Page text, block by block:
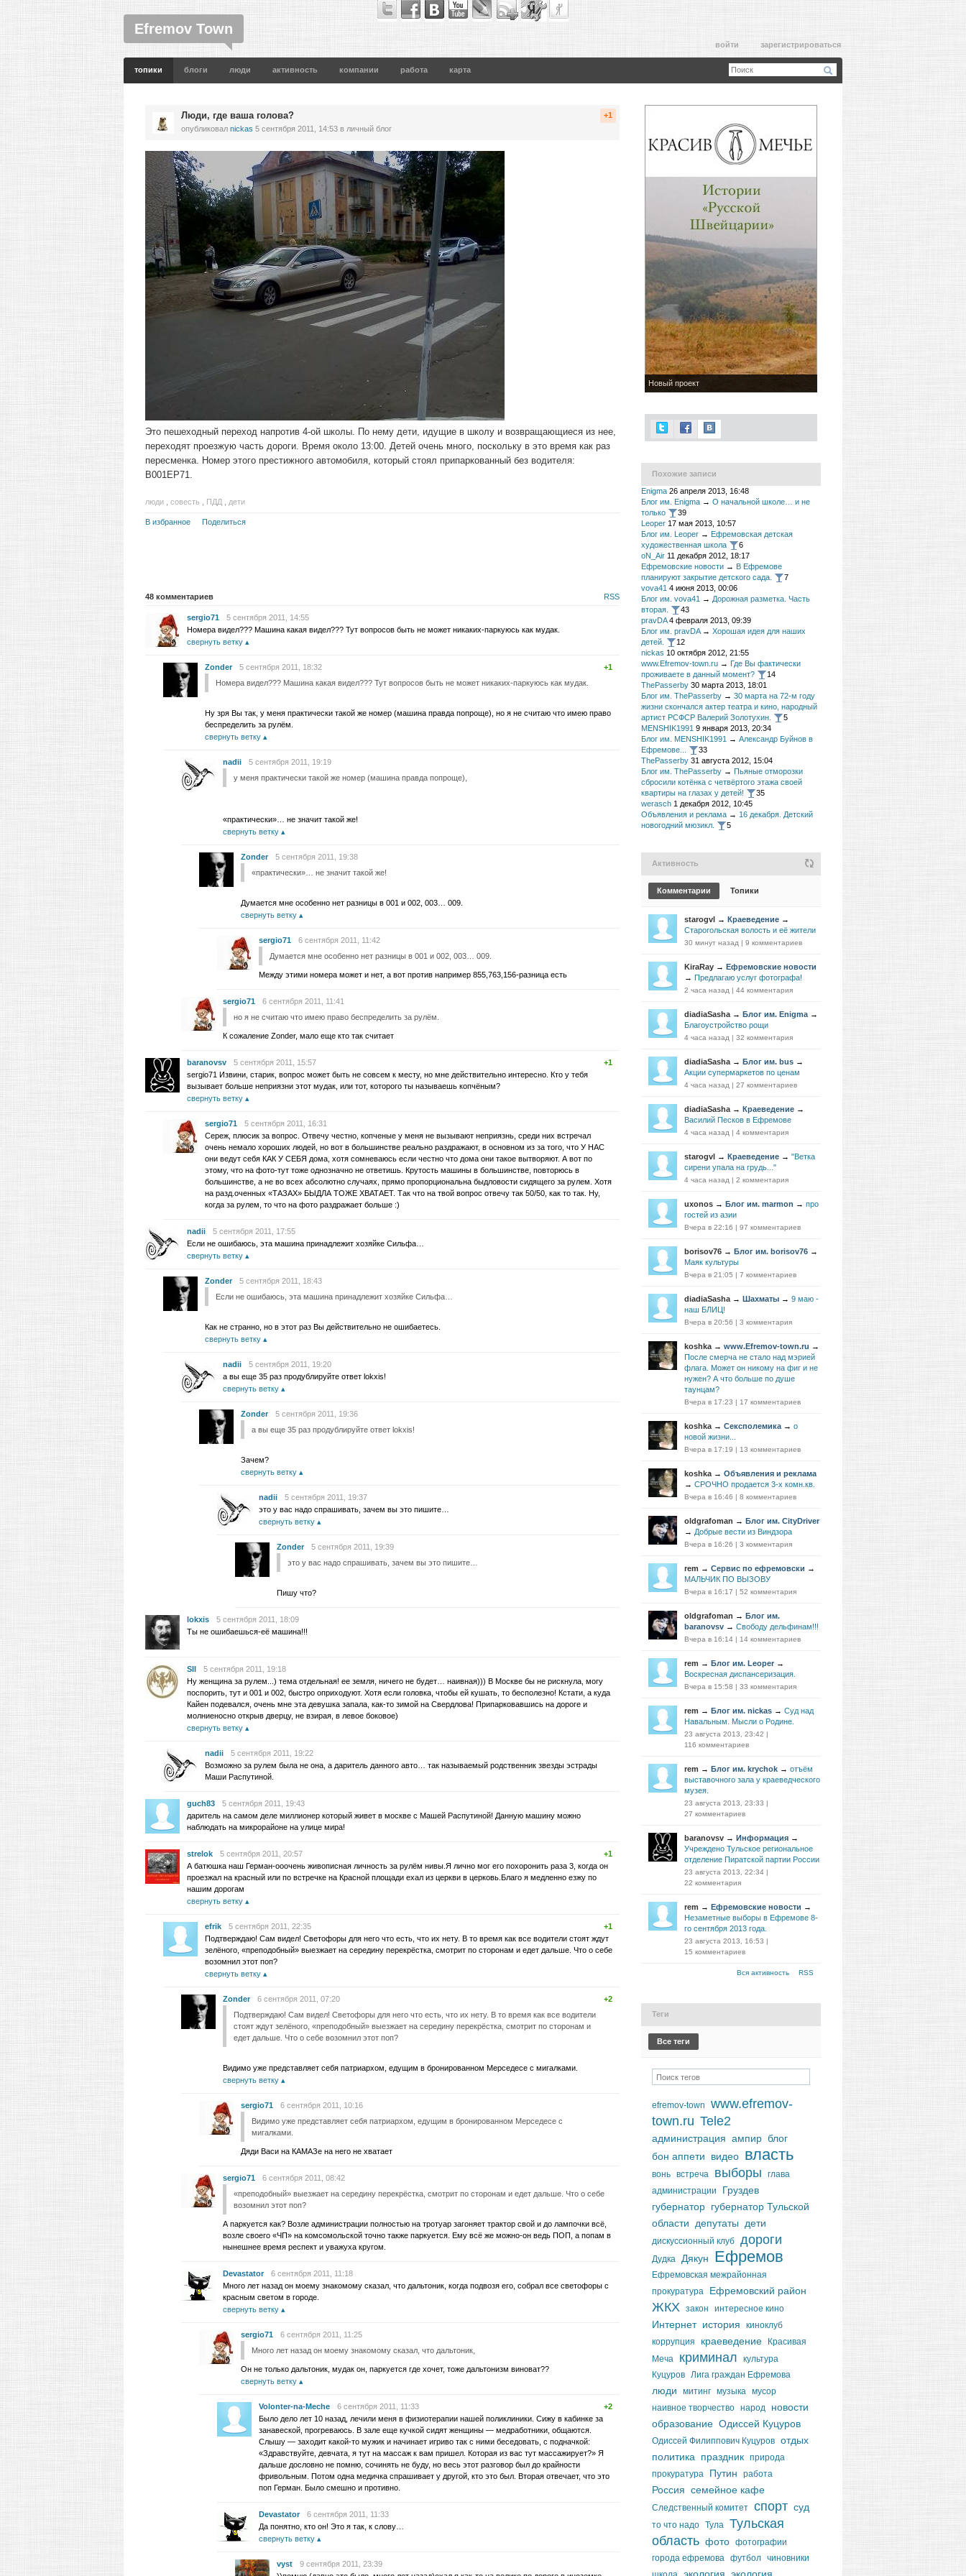
Efremov Town
войти зарегистрироваться
топики блоги люди активность компании работа карта
Люди, где ваша голова?
опубликовал nickas 5 сентября 2011, 14:53 в личный блог
+1
Это пешеходный переход напротив 4-ой школы. По нему дети, идущие в школу и возвращающиеся из нее,
переходят проезжую часть дороги. Время около 13:00. Детей очень много, поскольку в это время как раз
пересменка. Номер этого престижного автомобиля, который стоял припаркованный без водителя:
В001ЕР71.
люди совесть ПДД дети
В избранное Поделиться
48 комментариев RSS
sergio71
5 сентября 2011, 14:55
Номера видел??? Машина какая видел??? Тут вопросов быть не может никаких-паркуюсь как мудак.
свернуть ветку
Zonder 5 сентября 2011, 18:32
+1
Номера видел??? Машина какая видел??? Тут вопросов быть не может никаких-паркуюсь как мудак.
Ну зря Вы так, у меня практически такой же номер (машина правда попроще), но я не считаю что имею право
беспределить за рулём.
свернуть ветку
nadii
5 сентября 2011, 19:19
у меня практически такой же номер (машина правда попроще),
«практически»… не значит такой же!
свернуть ветку
Zonder
5 сентября 2011, 19:38
«практически»… не значит такой же!
Думается мне особенно нет разницы в 001 и 002, 003… 009.
свернуть ветку
sergio71
6 сентября 2011, 11:42
Думается мне особенно нет разницы в 001 и 002, 003… 009.
Между этими номера может и нет, а вот против например 855,763,156-разница есть
sergio71
6 сентября 2011, 11:41
но я не считаю что имею право беспределить за рулём.
К сожаление Zonder, мало еще кто так считает
baranovsv 5 сентября 2011, 15:57
+1
sergio71 Извини, старик, вопрос может быть не совсем к месту, но мне действительно интересно. Кто у тебя
вызывает больше неприязни этот мудак, или тот, которого ты называешь копчёным?
свернуть ветку
sergio71
5 сентября 2011, 16:31
Сереж, плюсик за вопрос. Отвечу честно, копченые у меня не вызывают неприязнь, среди них встречал
очень немало хороших людей, но вот в большинстве реально раздражают, в основном из за того, что У НАС
они ведут себя КАК У СЕБЯ дома, хотя сомневаюсь если честно что дома они такое вытворяют. А вот по
этому, что на фото-тут тоже однозначно не ответишь. Крутость машины в большинстве, повторюсь в
большинстве, а не во всех абсолютно случаях, прямо пропорциональна быдловости сидящего за рулем. Хотя
на разд.оченных «ТАЗАХ» БЫДЛА ТОЖЕ ХВАТАЕТ. Так что на твой вопрос отвечу так 50/50, как то так. Ну,
когда за рулем, то что на фото раздражает больше :)
nadii
5 сентября 2011, 17:55
Если не ошибаюсь, эта машина принадлежит хозяйке Сильфа…
свернуть ветку
Zonder
5 сентября 2011, 18:43
Если не ошибаюсь, эта машина принадлежит хозяйке Сильфа…
Как не странно, но в этот раз Вы действительно не ошибаетесь.
свернуть ветку
nadii
5 сентября 2011, 19:20
а вы еще 35 раз продублируйте ответ lokxis!
свернуть ветку
Zonder
5 сентября 2011, 19:36
а вы еще 35 раз продублируйте ответ lokxis!
Зачем?
свернуть ветку
nadii
5 сентября 2011, 19:37
это у вас надо спрашивать, зачем вы это пишите…
свернуть ветку
Zonder
5 сентября 2011, 19:39
это у вас надо спрашивать, зачем вы это пишите…
Пишу что?
lokxis
5 сентября 2011, 18:09
Ты не ошибаешься-её машина!!!
SII
5 сентября 2011, 19:18
Ну женщина за рулем...) тема отдельная! ее земля, ничего не будет… наивная))) В Москве бы не рискнула, могу
поспорить, тут и 001 и 002, быстро оприходуют. Хотя если головка, чтобы ей кушать, то бесполезно! Кстати, а куда
Кайен подевался, очень мне эта девушка запала, как-то зимой на Свердлова! Припарковавшись на дороге и
молниеносно открыв дверцу, не взирая, в левое боковое)
свернуть ветку
nadii
5 сентября 2011, 19:22
Возможно за рулем была не она, а даритель данного авто… так называемый родственник звезды эстрады
Маши Распутиной.
guch83
5 сентября 2011, 19:43
даритель на самом деле миллионер который живет в москве с Машей Распутиной! Данную машину можно
наблюдать на микрорайоне на улице мира!
strelok 5 сентября 2011, 20:57
+1
А батюшка наш Герман-ооочень живописная личность за рулём нивы.Я лично мог его похоронить раза 3, когда он
проезжал на красный или по встречке на Красной площади ехал из церкви в церковь.Благо я медленно езжу по
нашим дорогам
свернуть ветку
efrik 5 сентября 2011, 22:35
+1
Подтверждаю! Сам видел! Светофоры для него что есть, что их нету. В то время как все водители стоят ждут
зелёного, «преподобный» выезжает на середину перекрёстка, смотрит по сторонам и едет дальше. Что о себе
возомнил этот поп?
свернуть ветку
Zonder 6 сентября 2011, 07:20
+2
Подтверждаю! Сам видел! Светофоры для него что есть, что их нету. В то время как все водители
стоят ждут зелёного, «преподобный» выезжает на середину перекрёстка, смотрит по сторонам и
едет дальше. Что о себе возомнил этот поп?
Видимо уже представляет себя патриархом, едущим в бронированном Мерседесе с мигалками.
свернуть ветку
sergio71
6 сентября 2011, 10:16
Видимо уже представляет себя патриархом, едущим в бронированном Мерседесе с
мигалками.
Дяди Васи на КАМАЗе на него не хватает
sergio71
6 сентября 2011, 08:42
«преподобный» выезжает на середину перекрёстка, смотрит по сторонам и едет дальше. Что о себе
возомнил этот поп?
А паркуется как? Возле администрации полностью на тротуар загоняет трактор свой и до лампочки всё,
возле своего «ЧП» на комсомольской точно также паркуется. Ему всё же можно-он ведь ПОП, а попам в
нынешнее время респект и уважуха кругом.
Devastator
6 сентября 2011, 11:18
Много лет назад он моему знакомому сказал, что дальтоник, когда подвозя его, собрал все светофоры с
красным светом в городе.
свернуть ветку
sergio71
6 сентября 2011, 11:25
Много лет назад он моему знакомому сказал, что дальтоник,
Он не только дальтоник, мудак он, паркуется где хочет, тоже дальтонизм виноват??
свернуть ветку
Volonter-na-Meche 6 сентября 2011, 11:33
+2
Было дело лет 10 назад, лечили меня в физиотерапии нашей поликлиники. Сижу в кабинке за
занавеской, прогреваюсь. В зале еще кучкой сидят женщины — медработники, общаются.
Слышу — заходит какой-то мужик и начинает игриво так с ними беседовать, с подначкой:
«Здравствуйте, девчата, я тут на массаж к вам пришел. Которая из вас тут массажирует?» Я
дальше дословно не помню, сочинять не буду, но весь этот разговор был до крайности
фривольным. Потом одна медичка спрашивает у другой, кто это был. Вторая отвечает, что это
поп Герман. Было смешно и противно.
Devastator
6 сентября 2011, 11:33
Да понятно, кто он! Это я так, к слову…
свернуть ветку
vyst
9 сентября 2011, 23:39
Новый проект
Похожие записи
Enigma 26 апреля 2013, 16:48
Блог им. Enigma → О начальной школе… и не
только
39
Leoper 17 мая 2013, 10:57
Блог им. Leoper → Ефремовская детская
художественная школа
6
oN_Air 11 декабря 2012, 18:17
Ефремовские новости → В Ефремове
планируют закрытие детского сада.
7
vova41 4 июня 2013, 00:06
Блог им. vova41 → Дорожная разметка. Часть
вторая.
43
pravDA 4 февраля 2013, 09:39
Блог им. pravDA→ Хорошая идея для наших
детей.
12
nickas 10 октября 2012, 21:55
www.Efremov-town.ru → Где Вы фактически
проживаете в данный момент?
14
ThePasserby 30 марта 2013, 18:01
Блог им. ThePasserby → 30 марта на 72-м году
жизни скончался актер театра и кино, народный
артист РСФСР Валерий Золотухин.
5
MENSHIK1991 9 января 2013, 20:34
Блог им. MENSHIK1991 → Александр Буйнов в
Ефремове...
33
ThePasserby 31 августа 2012, 15:04
Блог им. ThePasserby → Пьяные отморозки
сбросили котёнка с четвёртого этажа своей
квартиры на глазах у детей!
35
werasch 1 декабря 2012, 10:45
Объявления и реклама → 16 декабря. Детский
новогодний мюзикл.
5
Активность
Комментарии Топики
starogvl → Краеведение →
Старогольская волость и её жители
30 минут назад | 9 комментариев
KiraRay → Ефремовские новости
→ Предлагаю услуг фотографа!
2 часа назад | 44 комментария
diadiaSasha → Блог им. Enigma →
Благоустройство рощи
4 часа назад | 32 комментария
diadiaSasha → Блог им. bus →
Акции супермаркетов по ценам
4 часа назад | 27 комментариев
diadiaSasha → Краеведение →
Василий Песков в Ефремове
4 часа назад | 4 комментария
starogvl → Краеведение → "Ветка
сирени упала на грудь..."
4 часа назад | 2 комментария
uxonos → Блог им. marmon → про
гостей из азии
Вчера в 22:16 | 97 комментариев
borisov76 → Блог им. borisov76 →
Маяк культуры
Вчера в 21:05 | 7 комментариев
diadiaSasha → Шахматы → 9 маю -
наш БЛИЦ!
Вчера в 20:56 | 3 комментария
koshka → www.Efremov-town.ru →
После смерча не стало над мэрией
флага. Может он никому на фиг и не
нужен? А что больше по душе
таунцам?
Вчера в 17:23 | 17 комментариев
koshka → Сексполемика → о
новой жизни...
Вчера в 17:19 | 13 комментариев
koshka → Объявления и реклама
→ СРОЧНО продается 3-х комн.кв.
Вчера в 16:46 | 8 комментариев
oldgrafoman → Блог им. CityDriver
→ Добрые вести из Виндзора
Вчера в 16:26 | 3 комментария
rem → Сервис по ефремовски →
МАЛЬЧИК ПО ВЫЗОВУ
Вчера в 16:17 | 52 комментария
oldgrafoman → Блог им.
baranovsv → Свободу дельфинам!!!
Вчера в 16:14 | 14 комментариев
rem → Блог им. Leoper →
Воскресная диспансеризация.
Вчера в 15:58 | 33 комментария
rem → Блог им. nickas → Суд над
Навальным. Мысли о Родине.
23 августа 2013, 23:42 |
116 комментариев
rem → Блог им. krychok → отъём
выставочного зала у краеведческого
музея.
23 августа 2013, 23:33 |
27 комментариев
baranovsv → Информация →
Учреждено Тульское региональное
отделение Пиратской партии России
23 августа 2013, 22:34 |
22 комментария
rem → Ефремовские новости →
Незаметные выборы в Ефремове 8-
го сентября 2013 года.
23 августа 2013, 16:53 |
15 комментариев
Вся активность RSS
Теги
Все теги
efremov-town
www.efremov-
town.ru Tele2
администрация ампир блог
бон аппети
видео власть
вонь встреча выборы
глава
администрации
Груздев
губернатор губернатор Тульской
области
депутаты дети
дискуссионный клуб дороги
Дудка Дякун Ефремов
Ефремовская межрайонная
прокуратура
Ефремовский район
ЖКХ закон интересное кино
Интернет история
киноклуб
коррупция
краеведение
Красивая
Меча
криминал
культура
Куцуров Лига граждан Ефремова
люди митинг музыка мусор
наивное творчество народ
новости
образование Одиссей Куцуров
Одиссей Филиппович Куцуров отдых
политика
праздник природа
прокуратура
Путин работа
Россия семейное кафе
Следственный комитет спорт суд
то что надо Тула Тульская
область фото фотографии
города ефремова футбол чиновники